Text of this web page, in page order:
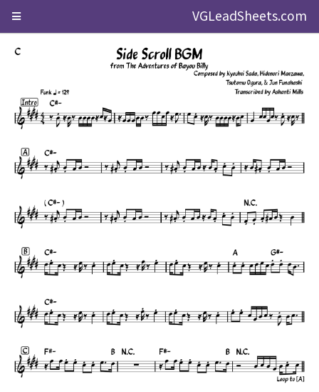
VGLeadSheets.com